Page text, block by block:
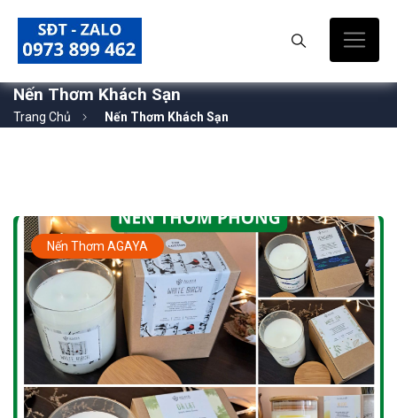
Nến Thơm Khách Sạn
Trang Chủ Nến Thơm Khách Sạn
Nến Thơm AGAYA